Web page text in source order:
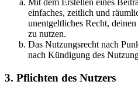
Mit dem Erstellen eines
einfaches, zeitlich und
unentgeltliches Recht,
zu nutzen.
Das Nutzungsrecht nach
nach Kündigung des
3. Pflichten des Nutzers